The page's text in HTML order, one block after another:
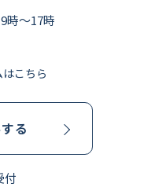
時〜17時
こちら
る
付